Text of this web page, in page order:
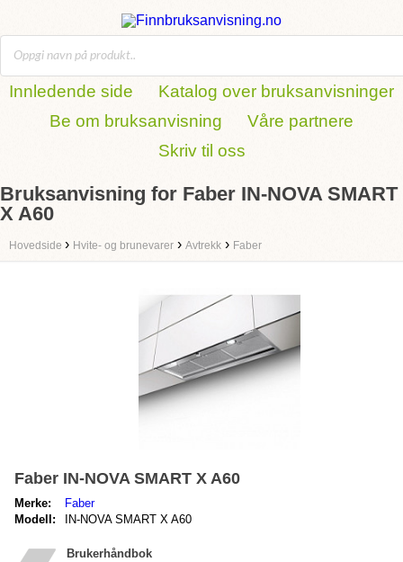
Innledende side
Katalog over bruksanvisninger
Be om bruksanvisning
Våre partnere
Skriv til oss
Bruksanvisning for Faber IN-NOVA SMART
X A60
Hovedside › Hvite- og brunevarer › Avtrekk › Faber
Faber IN-NOVA SMART X A60
Merke:
Faber
Modell:
IN-NOVA SMART X A60
Brukerhåndbok